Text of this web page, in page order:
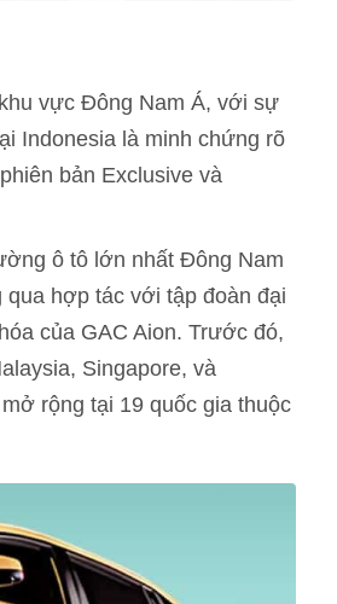
vực Đông Nam Á, với sự
Indonesia là minh chứng rõ
bản Exclusive và
ô tô lớn nhất Đông Nam
hợp tác với tập đoàn đại
của GAC Aion. Trước đó,
Singapore, và
rộng tại 19 quốc gia thuộc